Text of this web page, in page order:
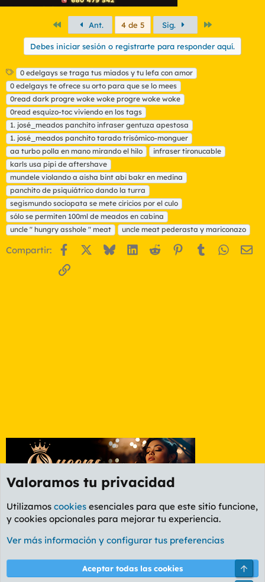
PrimeroAnt. 4 de 5 Sig.
Debes iniciar sesión o registrarte para responder aquí.
E
t
i
q
u
e
t
a
s
0 edelgays se traga tus miados y tu lefa con amor
0 edelgays te ofrece su orto para que se lo mees
0read dark progre woke woke progre woke woke
0read esquizo-toc viviendo en los tags
1. josé_meados panchito infraser gentuza apestosa
1. josé_meados panchito tarado trisómico-monguer
aa turbo polla en mano mirando el hilo
infraser tironucable
karls usa pipi de aftershave
mundele violando a aisha bint abi bakr en medina
panchito de psiquiátrico dando la turra
segismundo sociopata se mete ciricios por el culo
sólo se permiten 100ml de meados en cabina
uncle " hungry asshole " meat
uncle meat pederasta y mariconazo
Compartir: Facebook BlueskyLinkedIn
Reddit Pinterest
Tumblr
Enlace
Foro General
Cookies
PL OLDSTYLE AMARILLO
Términos y reglas Política de privacidad Ayuda
Valoramos tu privacidad
Utilizamos cookies esenciales para que este sitio funcione,
y cookies opcionales para mejorar tu experiencia.
Ver más información y configurar tus preferencias
Aceptar todas las cookies